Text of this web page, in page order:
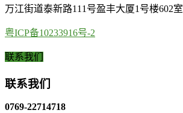
万江街道泰新路111号盈丰大厦1号楼602室
粤ICP备10233916号-2
联系我们
联系我们
0769-22714718